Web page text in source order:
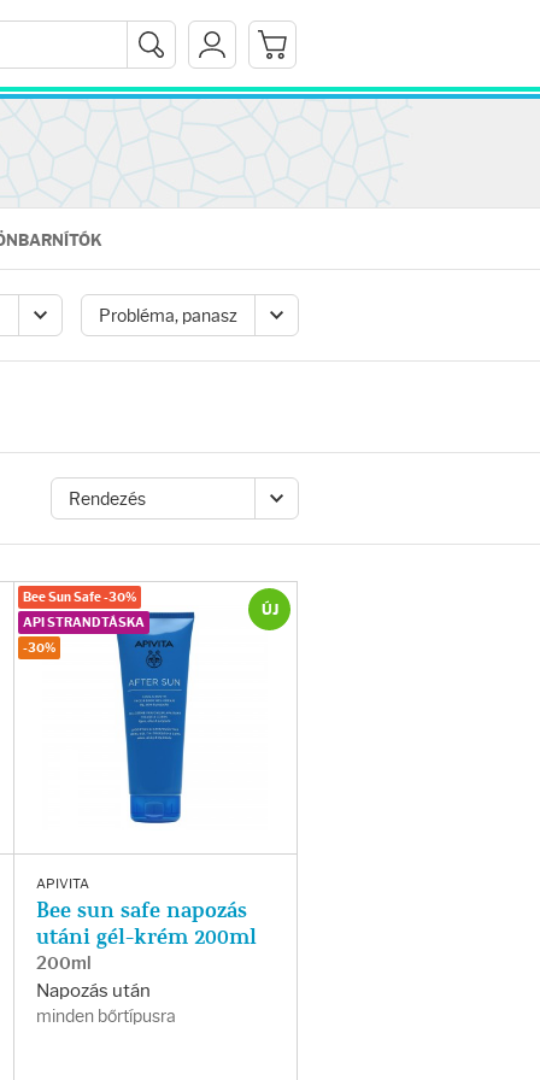
APIVITA
Bee sun safe napozás
utáni gél-krém 200ml
200ml
Napozás után
minden bőrtípusra
Bee Sun Safe -30%
API STRANDTÁSKA
-30%
ÚJ